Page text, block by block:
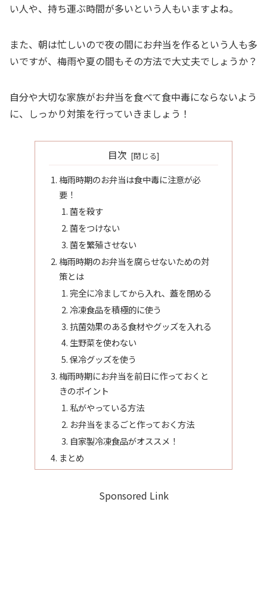
い人や、持ち運ぶ時間が多いという人もいますよね。
また、朝は忙しいので夜の間にお弁当を作るという人も多
いですが、梅雨や夏の間もその方法で大丈夫でしょうか？
自分や大切な家族がお弁当を食べて食中毒にならないよう
に、しっかり対策を行っていきましょう！
目次
梅雨時期のお弁当は食中毒に注意が必
要！
菌を殺す
菌をつけない
菌を繁殖させない
梅雨時期のお弁当を腐らせないための対
策とは
完全に冷ましてから入れ、蓋を閉める
冷凍食品を積極的に使う
抗菌効果のある食材やグッズを入れる
生野菜を使わない
保冷グッズを使う
梅雨時期にお弁当を前日に作っておくと
きのポイント
私がやっている方法
お弁当をまるごと作っておく方法
自家製冷凍食品がオススメ！
まとめ
Sponsored Link